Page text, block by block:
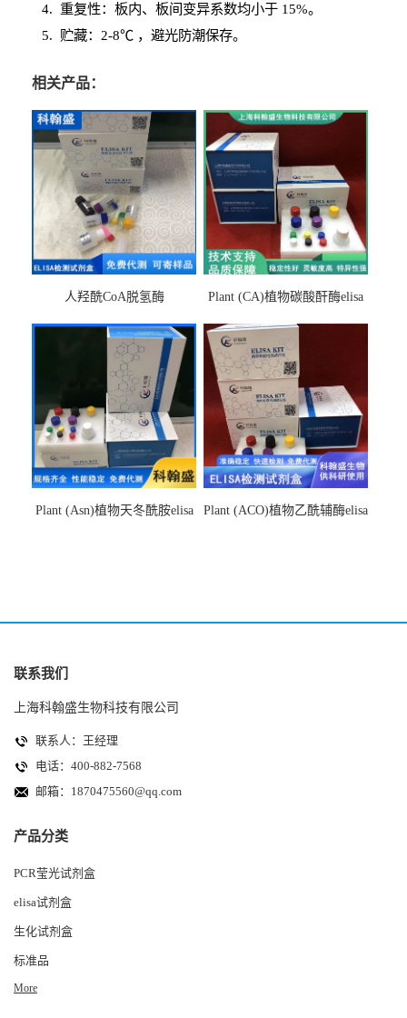
4. 重复性：板内、板间变异系数均小于15%。
5. 贮藏：2-8℃ ，避光防潮保存。
相关产品：
人羟酰CoA脱氢酶
Plant (CA)植物碳酸酐酶elisa
Plant (Asn)植物天冬酰胺elisa
Plant (ACO)植物乙酰辅酶elisa
联系我们
上海科翰盛生物科技有限公司
联系人：王经理
电话：400-882-7568
邮箱： 1870475560@qq.com
产品分类
PCR莹光试剂盒
elisa试剂盒
生化试剂盒
标准品
More